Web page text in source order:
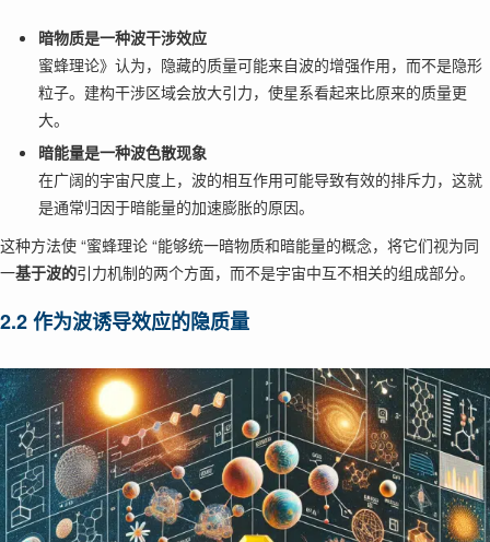
暗物质是一种波干涉效应
蜜蜂理论》认为，隐藏的质量可能来自波的增强作用，而不是隐形
粒子。建构干涉区域会放大引力，使星系看起来比原来的质量更
大。
暗能量是一种波色散现象
在广阔的宇宙尺度上，波的相互作用可能导致有效的排斥力，这就
是通常归因于暗能量的加速膨胀的原因。
这种方法使 “蜜蜂理论 “能够统一暗物质和暗能量的概念，将它们视为同
一基于波的引力机制的两个方面，而不是宇宙中互不相关的组成部分。
2.2 作为波诱导效应的隐质量